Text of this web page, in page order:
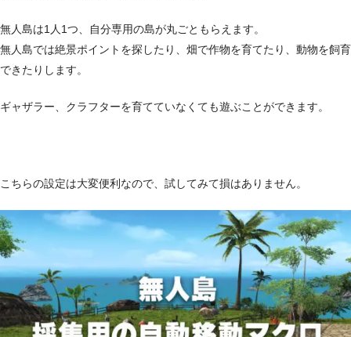
無人島は1人1つ、自分専用の島が丸ごともらえます。
無人島では絶景ポイントを探したり、畑で作物を育てたり、動物を飼育
できたりします。
ギャザラー、クラフターを育てていなくても遊ぶことができます。
こちらの設定は大変便利なので、試してみて損はありません。